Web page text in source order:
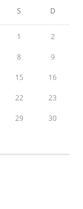
S D
1 2
8 9
15 16
22 23
29 30